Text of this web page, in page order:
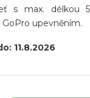
11.8.2026
s max. délkou
upevněním.